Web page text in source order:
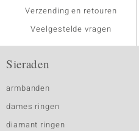
Verzending en retouren
Veelgestelde vragen
Sieraden
armbanden
dames ringen
diamant ringen